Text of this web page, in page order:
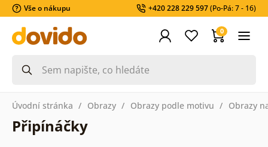
Vše o nákupu +420 228 229 597(Po-Pá: 7 - 16)
0
Úvodní stránka Obrazy Obrazy podle motivu Obrazy
Připínáčky